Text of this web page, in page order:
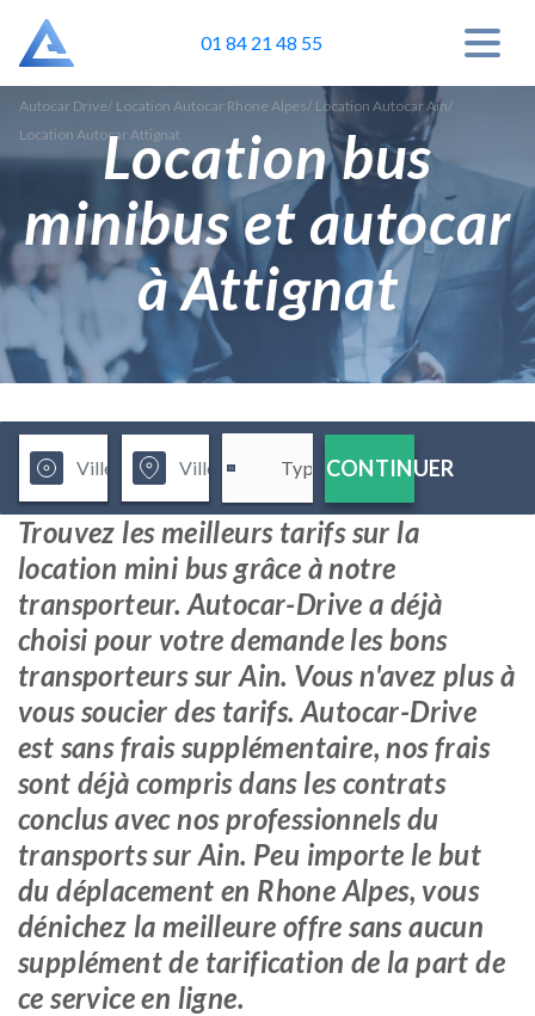
01 84 21 48 55
Autocar Drive/ Location Autocar Rhone Alpes/ Location Autocar Ain/
Location Autocar AttignatLocation bus
minibus et autocar
à Attignat
CONTINUER
Trouvez les meilleurs tarifs sur la
location mini bus grâce à notre
transporteur. Autocar-Drive a déjà
choisi pour votre demande les bons
transporteurs sur Ain. Vous n'avez plus à
vous soucier des tarifs. Autocar-Drive
est sans frais supplémentaire, nos frais
sont déjà compris dans les contrats
conclus avec nos professionnels du
transports sur Ain. Peu importe le but
du déplacement en Rhone Alpes, vous
dénichez la meilleure offre sans aucun
supplément de tarification de la part de
ce service en ligne.